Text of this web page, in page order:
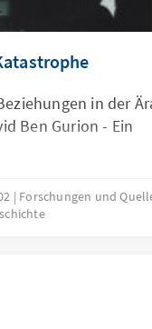
in der
Ben Gurion - Ein
Forschungen und